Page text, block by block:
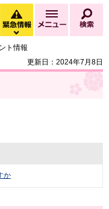
緊急情報
緊急情報を開く
メニュー
ト情報
更新日：2024年7月8日
か